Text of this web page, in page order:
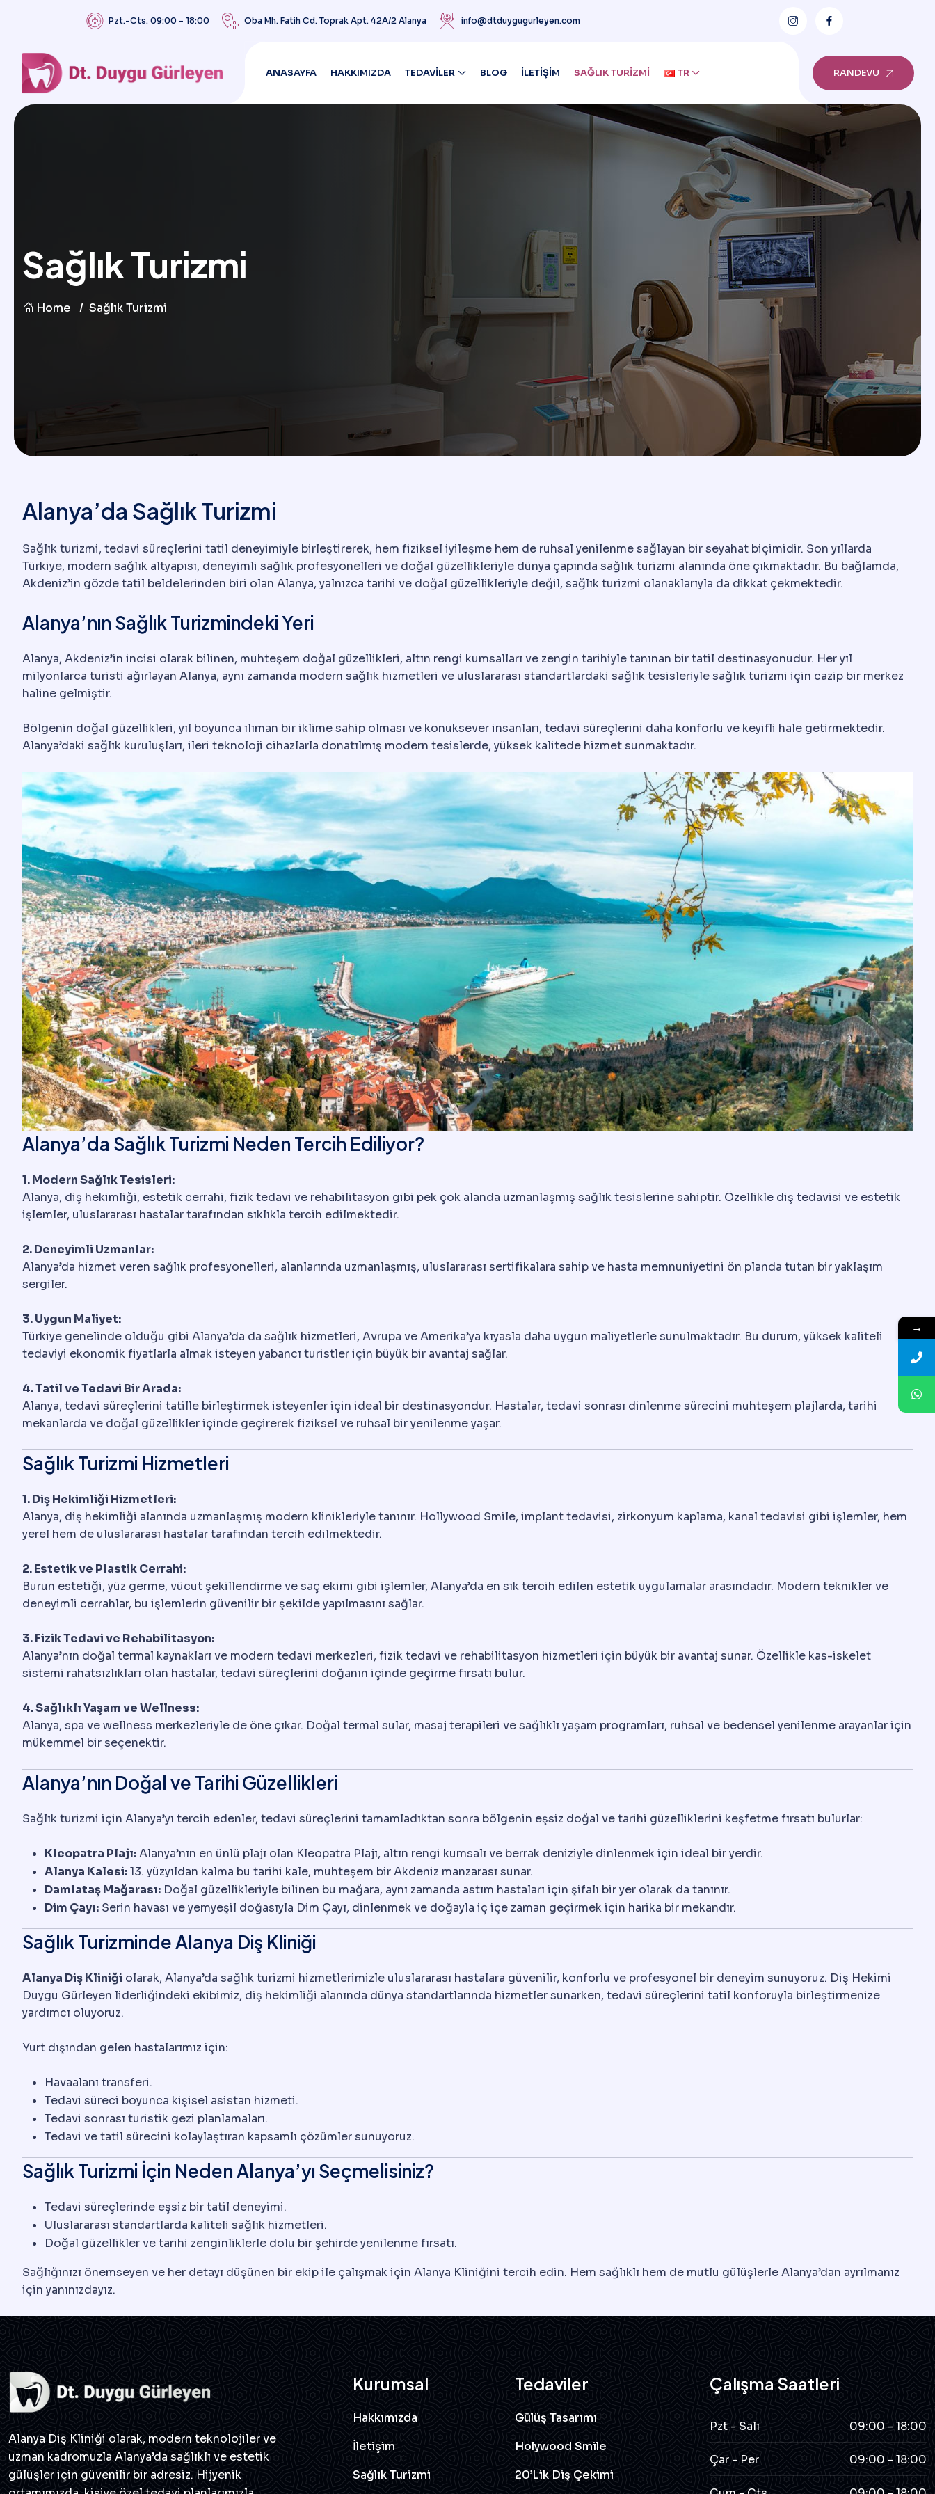
Pzt.-Cts. 09:00 - 18:00 Oba Mh. Fatih Cd. Toprak Apt. 42A/2 Alanya info@dtduygugurleyen.com
ANASAYFA HAKKIMIZDA TEDAVILER BLOG İLETIŞIM SAĞLIK TURIZMI TR RANDEVU
Sağlık Turizmi
Home Sağlık Turizmi
Alanya’da Sağlık Turizmi
Sağlık turizmi, tedavi süreçlerini tatil deneyimiyle birleştirerek, hem fiziksel iyileşme hem de ruhsal yenilenme sağlayan bir seyahat biçimidir. Son yıllarda
Türkiye, modern sağlık altyapısı, deneyimli sağlık profesyonelleri ve doğal güzellikleriyle dünya çapında sağlık turizmi alanında öne çıkmaktadır. Bu bağlamda,
Akdeniz’in gözde tatil beldelerinden biri olan Alanya, yalnızca tarihi ve doğal güzellikleriyle değil, sağlık turizmi olanaklarıyla da dikkat çekmektedir.
Alanya’nın Sağlık Turizmindeki Yeri
Alanya, Akdeniz’in incisi olarak bilinen, muhteşem doğal güzellikleri, altın rengi kumsalları ve zengin tarihiyle tanınan bir tatil destinasyonudur. Her yıl
milyonlarca turisti ağırlayan Alanya, aynı zamanda modern sağlık hizmetleri ve uluslararası standartlardaki sağlık tesisleriyle sağlık turizmi için cazip bir merkez
haline gelmiştir.
Bölgenin doğal güzellikleri, yıl boyunca ılıman bir iklime sahip olması ve konuksever insanları, tedavi süreçlerini daha konforlu ve keyifli hale getirmektedir.
Alanya’daki sağlık kuruluşları, ileri teknoloji cihazlarla donatılmış modern tesislerde, yüksek kalitede hizmet sunmaktadır.
Alanya’da Sağlık Turizmi Neden Tercih Ediliyor?
1. Modern Sağlık Tesisleri:
Alanya, diş hekimliği, estetik cerrahi, fizik tedavi ve rehabilitasyon gibi pek çok alanda uzmanlaşmış sağlık tesislerine sahiptir. Özellikle diş tedavisi ve estetik
işlemler, uluslararası hastalar tarafından sıklıkla tercih edilmektedir.
2. Deneyimli Uzmanlar:
Alanya’da hizmet veren sağlık profesyonelleri, alanlarında uzmanlaşmış, uluslararası sertifikalara sahip ve hasta memnuniyetini ön planda tutan bir yaklaşım
sergiler.
3. Uygun Maliyet:
Türkiye genelinde olduğu gibi Alanya’da da sağlık hizmetleri, Avrupa ve Amerika’ya kıyasla daha uygun maliyetlerle sunulmaktadır. Bu durum, yüksek kaliteli
tedaviyi ekonomik fiyatlarla almak isteyen yabancı turistler için büyük bir avantaj sağlar.
4. Tatil ve Tedavi Bir Arada:
Alanya, tedavi süreçlerini tatille birleştirmek isteyenler için ideal bir destinasyondur. Hastalar, tedavi sonrası dinlenme sürecini muhteşem plajlarda, tarihi
mekanlarda ve doğal güzellikler içinde geçirerek fiziksel ve ruhsal bir yenilenme yaşar.
Sağlık Turizmi Hizmetleri
1. Diş Hekimliği Hizmetleri:
Alanya, diş hekimliği alanında uzmanlaşmış modern klinikleriyle tanınır. Hollywood Smile, implant tedavisi, zirkonyum kaplama, kanal tedavisi gibi işlemler, hem
yerel hem de uluslararası hastalar tarafından tercih edilmektedir.
2. Estetik ve Plastik Cerrahi:
Burun estetiği, yüz germe, vücut şekillendirme ve saç ekimi gibi işlemler, Alanya’da en sık tercih edilen estetik uygulamalar arasındadır. Modern teknikler ve
deneyimli cerrahlar, bu işlemlerin güvenilir bir şekilde yapılmasını sağlar.
3. Fizik Tedavi ve Rehabilitasyon:
Alanya’nın doğal termal kaynakları ve modern tedavi merkezleri, fizik tedavi ve rehabilitasyon hizmetleri için büyük bir avantaj sunar. Özellikle kas-iskelet
sistemi rahatsızlıkları olan hastalar, tedavi süreçlerini doğanın içinde geçirme fırsatı bulur.
4. Sağlıklı Yaşam ve Wellness:
Alanya, spa ve wellness merkezleriyle de öne çıkar. Doğal termal sular, masaj terapileri ve sağlıklı yaşam programları, ruhsal ve bedensel yenilenme arayanlar için
mükemmel bir seçenektir.
Alanya’nın Doğal ve Tarihi Güzellikleri
Sağlık turizmi için Alanya’yı tercih edenler, tedavi süreçlerini tamamladıktan sonra bölgenin eşsiz doğal ve tarihi güzelliklerini keşfetme fırsatı bulurlar:
Kleopatra Plajı:Alanya’nın en ünlü plajı olan Kleopatra Plajı, altın rengi kumsalı ve berrak deniziyle dinlenmek için ideal bir yerdir.
Alanya Kalesi:13. yüzyıldan kalma bu tarihi kale, muhteşem bir Akdeniz manzarası sunar.
Damlataş Mağarası: Doğal güzellikleriyle bilinen bu mağara, aynı zamanda astım hastaları için şifalı bir yer olarak da tanınır.
Dim Çayı: Serin havası ve yemyeşil doğasıyla Dim Çayı, dinlenmek ve doğayla iç içe zaman geçirmek için harika bir mekandır.
Sağlık Turizminde Alanya Diş Kliniği
Alanya Diş Kliniği olarak, Alanya’da sağlık turizmi hizmetlerimizle uluslararası hastalara güvenilir, konforlu ve profesyonel bir deneyim sunuyoruz. Diş Hekimi
Duygu Gürleyen liderliğindeki ekibimiz, diş hekimliği alanında dünya standartlarında hizmetler sunarken, tedavi süreçlerini tatil konforuyla birleştirmenize
yardımcı oluyoruz.
Yurt dışından gelen hastalarımız için:
Havaalanı transferi.
Tedavi süreci boyunca kişisel asistan hizmeti.
Tedavi sonrası turistik gezi planlamaları.
Tedavi ve tatil sürecini kolaylaştıran kapsamlı çözümler sunuyoruz.
Sağlık Turizmi İçin Neden Alanya’yı Seçmelisiniz?
Tedavi süreçlerinde eşsiz bir tatil deneyimi.
Uluslararası standartlarda kaliteli sağlık hizmetleri.
Doğal güzellikler ve tarihi zenginliklerle dolu bir şehirde yenilenme fırsatı.
Sağlığınızı önemseyen ve her detayı düşünen bir ekip ile çalışmak için Alanya Kliniğini tercih edin. Hem sağlıklı hem de mutlu gülüşlerle Alanya’dan ayrılmanız
için yanınızdayız.
Alanya Diş Kliniği olarak, modern teknolojiler ve
uzman kadromuzla Alanya’da sağlıklı ve estetik
gülüşler için güvenilir bir adresiz. Hijyenik
Kurumsal
Hakkımızda
İletişim
Sağlık Turizmi
Tedaviler
Gülüş Tasarımı
Holywood Smile
20’lik Diş Çekimi
Çalışma Saatleri
Pzt - Salı 09:00 - 18:00
Çar - Per 09:00 - 18:00
→